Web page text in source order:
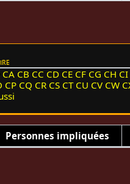
CA CB CC CD CE CF CG CH CI
CP CQ CR CS CT CU CV CW
Personnes impliquées